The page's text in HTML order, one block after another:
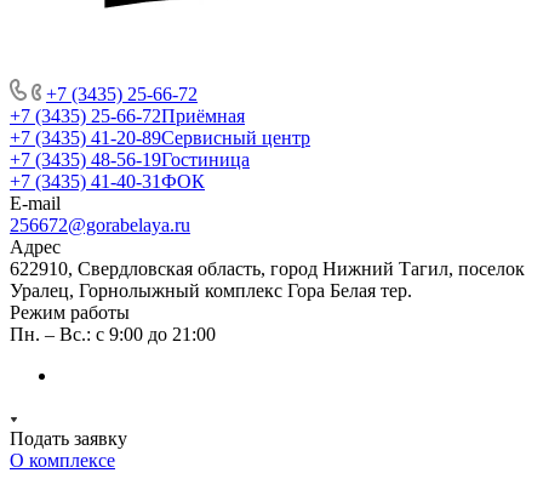
+7 (3435) 25-66-72
+7 (3435) 25-66-72Приёмная
+7 (3435) 41-20-89Сервисный центр
+7 (3435) 48-56-19Гостиница
+7 (3435) 41-40-31ФОК
E-mail
256672@gorabelaya.ru
Адрес
622910, Свердловская область, город Нижний Тагил, поселок
Уралец, Горнолыжный комплекс Гора Белая тер.
Режим работы
Пн. – Вс.: с 9:00 до 21:00
Подать заявку
О комплексе